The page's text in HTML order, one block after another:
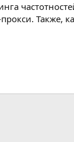
Также,